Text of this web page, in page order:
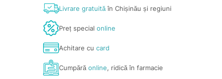
Livrare gratuităîn Chișinău și regiuni
Preț special online
Achitare cu card
Cumpărăonline, ridică în farmacie